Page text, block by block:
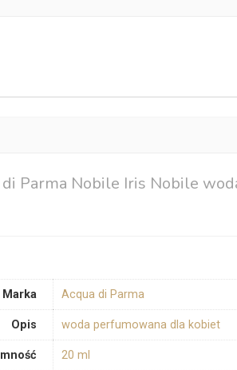
di Parma Nobile Iris Nobile
Marka Acqua di Parma
Opis woda perfumowana dla kobiet
20 ml